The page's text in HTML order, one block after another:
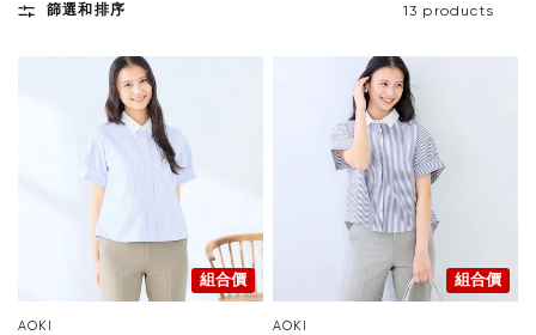
篩選和排序 13 products
組合價
AOKI
組合價
AOKI